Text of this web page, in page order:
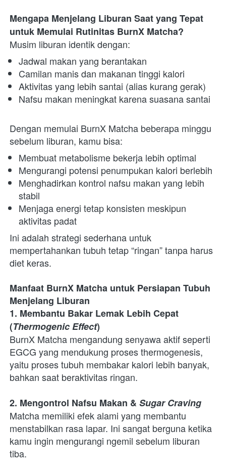
Mengapa Menjelang Liburan Saat yang Tepat
untuk Memulai Rutinitas BurnX Matcha?
Musim liburan identik dengan:
Jadwal makan yang berantakan
Camilan manis dan makanan tinggi kalori
Aktivitas yang lebih santai (alias kurang gerak)
Nafsu makan meningkat karena suasana santai
Dengan memulai BurnX Matcha beberapa minggu
sebelum liburan, kamu bisa:
Membuat metabolisme bekerja lebih optimal
Mengurangi potensi penumpukan kalori berlebih
Menghadirkan kontrol nafsu makan yang lebih
stabil
Menjaga energi tetap konsisten meskipun
aktivitas padat
Ini adalah strategi sederhana untuk
mempertahankan tubuh tetap “ringan” tanpa harus
diet keras.
Manfaat BurnX Matcha untuk Persiapan Tubuh
Menjelang Liburan
1. Membantu Bakar Lemak Lebih Cepat
(Thermogenic Effect)
BurnX Matcha mengandung senyawa aktif seperti
EGCG yang mendukung proses thermogenesis,
yaitu proses tubuh membakar kalori lebih banyak,
bahkan saat beraktivitas ringan.
2. Mengontrol Nafsu Makan & Sugar Craving
Matcha memiliki efek alami yang membantu
menstabilkan rasa lapar. Ini sangat berguna ketika
kamu ingin mengurangi ngemil sebelum liburan
tiba.